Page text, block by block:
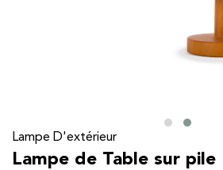
Lampe D'extérieur
Lampe de Table sur pile